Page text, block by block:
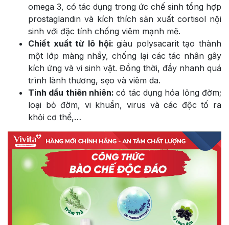
omega 3, có tác dụng trong ức chế sinh tổng hợp
prostaglandin và kích thích sản xuất cortisol nội
sinh với đặc tính chống viêm mạnh mẽ.
Chiết xuất từ lô hội:giàu polysacarit tạo thành
một lớp màng nhầy, chống lại các tác nhân gây
kích ứng và vi sinh vật. Đồng thời, đẩy nhanh quá
trình lành thương, sẹo và viêm da.
Tinh dầu thiên nhiên:có tác dụng hóa lỏng đờm;
loại bỏ đờm, vi khuẩn, virus và các độc tố ra
khỏi cơ thể,…